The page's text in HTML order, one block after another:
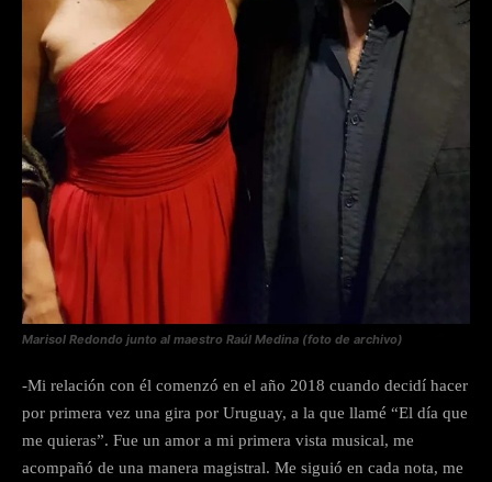
Marisol Redondo junto al maestro Raúl Medina (foto de archivo)
-Mi relación con él comenzó en el año 2018 cuando decidí hacer
por primera vez una gira por Uruguay, a la que llamé “El día que
me quieras”. Fue un amor a mi primera vista musical, me
acompañó de una manera magistral. Me siguió en cada nota, me